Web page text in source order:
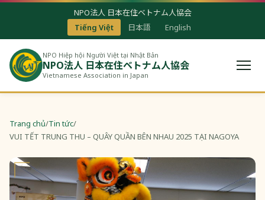
NPO法人 日本在住ベトナム人協会
Tiếng Việt
日本語 English
NPO Hiệp hội Người Việt tại Nhật Bản
NPO法人 日本在住ベトナム人協会
Vietnamese Association in Japan
Trang chủ/Tin tức/
VUI TẾT TRUNG THU – QUÂY QUẦN BÊN NHAU 2025 TẠI NAGOYA